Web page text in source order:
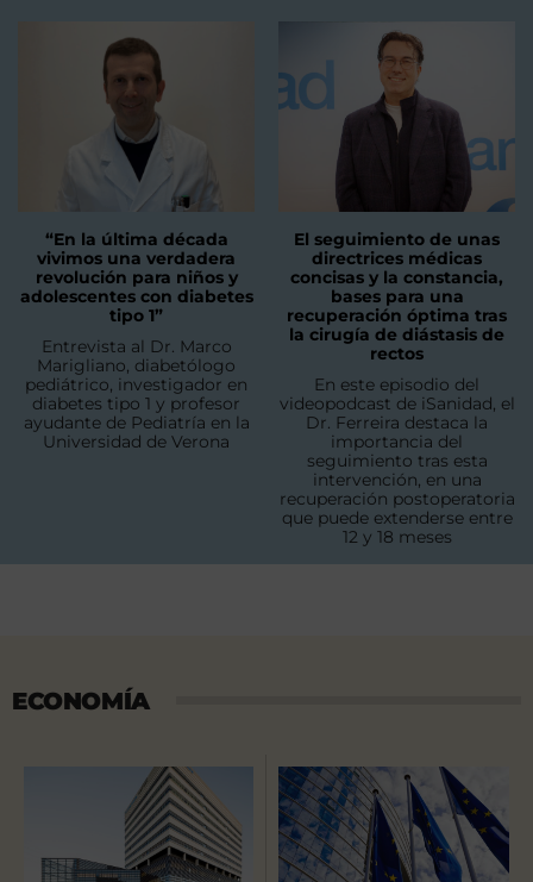
“En la última década
vivimos una verdadera
revolución para niños y
adolescentes con diabetes
tipo 1”
Entrevista al Dr. Marco
Marigliano, diabetólogo
pediátrico, investigador en
diabetes tipo 1 y profesor
ayudante de Pediatría en la
Universidad de Verona
El seguimiento de unas
directrices médicas
concisas y la constancia,
bases para una
recuperación óptima tras
la cirugía de diástasis de
rectos
En este episodio del
videopodcast de iSanidad, el
Dr. Ferreira destaca la
importancia del
seguimiento tras esta
intervención, en una
recuperación postoperatoria
que puede extenderse entre
12 y 18 meses
ECONOMÍA